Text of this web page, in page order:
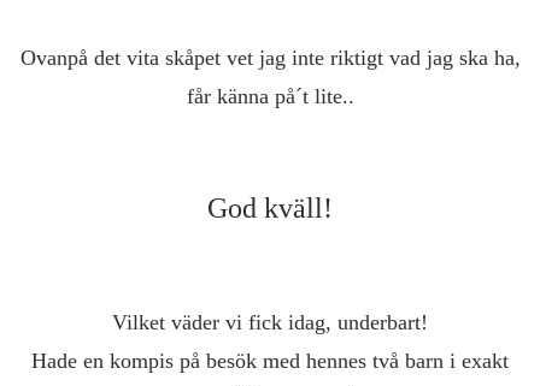
Ovanpå det vita skåpet vet jag inte riktigt vad jag ska ha,
får känna på´t lite..
God kväll!
Vilket väder vi fick idag, underbart!
Hade en kompis på besök med hennes två barn i exakt